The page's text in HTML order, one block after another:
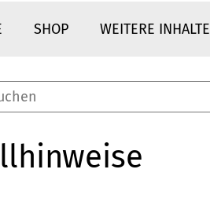
SHOP WEITERE INHALTE